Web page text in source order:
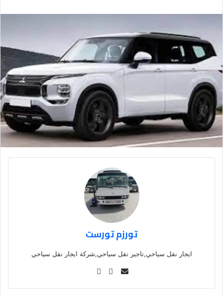
تورزم تورست
ايجار نقل سياحي,تاجير نقل سياحي,شركة ايجار نقل سياحي
Se